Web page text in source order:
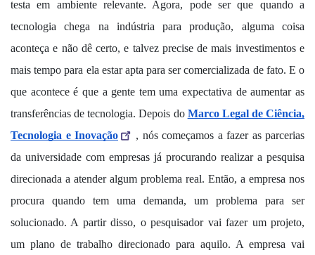
testa em ambiente relevante. Agora, pode ser que quando a
tecnologia chega na indústria para produção, alguma coisa
aconteça e não dê certo, e talvez precise de mais investimentos e
mais tempo para ela estar apta para ser comercializada de fato. E o
que acontece é que a gente tem uma expectativa de aumentar as
transferências de tecnologia. Depois do Marco Legal de Ciência,
Tecnologia e Inovação
, nós começamos a fazer as parcerias
da universidade com empresas já procurando realizar a pesquisa
direcionada a atender algum problema real. Então, a empresa nos
procura quando tem uma demanda, um problema para ser
solucionado. A partir disso, o pesquisador vai fazer um projeto,
um plano de trabalho direcionado para aquilo. A empresa vai